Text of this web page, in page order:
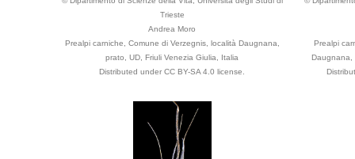
Trieste
Andrea Moro
Prealpi carniche, Comune di Verzegnis, località Daugnana,
prato, UD, Friuli Venezia Giulia, Italia
Distributed under CC BY-SA 4.0 license.
Prealpi
Daugnana,